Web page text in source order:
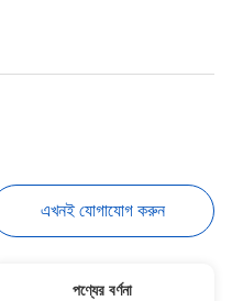
এখনই যোগাযোগ করুন
পণ্যের বর্ণনা